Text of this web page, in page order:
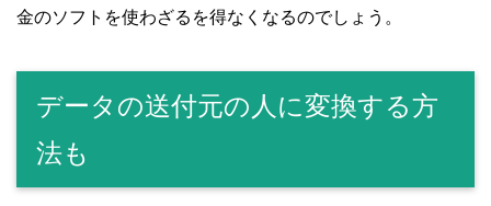
金のソフトを使わざるを得なくなるのでしょう。
データの送付元の人に変換する方
法も